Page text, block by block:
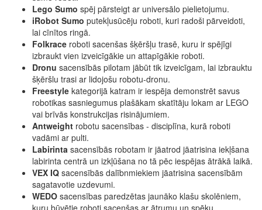
Lego Sumo spēj pārsteigt ar universālo pielietojumu.
iRobot Sumo putekļusūcēju roboti, kuri radoši pārveidoti,
lai cīnītos ringā.
Folkrace roboti sacenšas šķēršļu trasē, kuru ir spējīgi
izbraukt vien izveicīgākie un attapīgākie roboti.
Dronu sacensībās pilotam jābūt tik izveicīgam, lai izbrauktu
šķēršlu trasi ar lidojošu robotu-dronu.
Freestyle kategorijā katram ir iespēja demonstrēt savus
robotikas sasniegumus plašākam skatītāju lokam ar LEGO
vai brīvās konstrukcijas risinājumiem.
Antweight robotu sacensības - disciplīna, kurā roboti
vadāmi ar pulti.
Labirinta sacensībās robotam ir jāatrod jāatrisina iekļšana
labirinta centrā un izkļūšana no tā pēc iespējas ātrākā laikā.
VEX IQ sacensībās dalībnmiekiem jāatrisina sacensībām
sagatavotie uzdevumi.
WEDO sacensības paredzētas jaunāko klašu skolēniem,
kuru būvētie roboti sacenšas ar ātrumu un spēku.